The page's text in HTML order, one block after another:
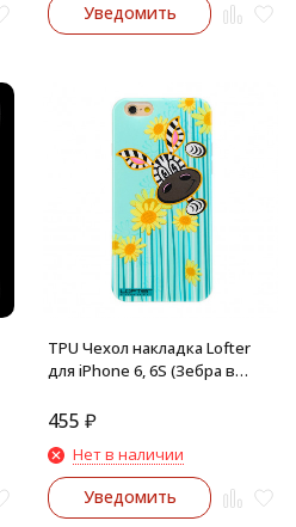
Уведомить
TPU Чехол накладка Lofter
для iPhone 6, 6S (Зебра в
455 ₽
Нет в наличии
Уведомить